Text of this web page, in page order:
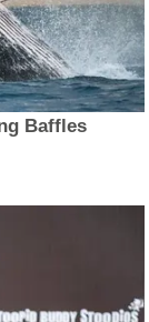
Baffles